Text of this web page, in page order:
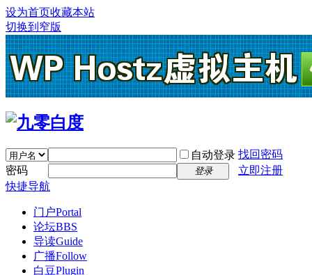
设为首页收藏本站
切换到窄版
自动登录 找回密码
密码
登录
立即注册
快捷导航
门户Portal
论坛BBS
导读Guide
广播Follow
白豆Plugin